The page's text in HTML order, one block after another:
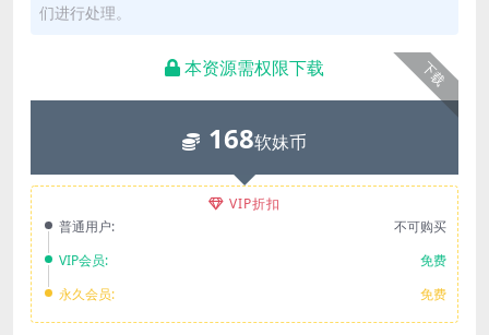
们进行处理。
下载
本资源需权限下载
168软妹币
VIP折扣
普通用户:
不可购买
VIP会员:
免费
永久会员:
免费